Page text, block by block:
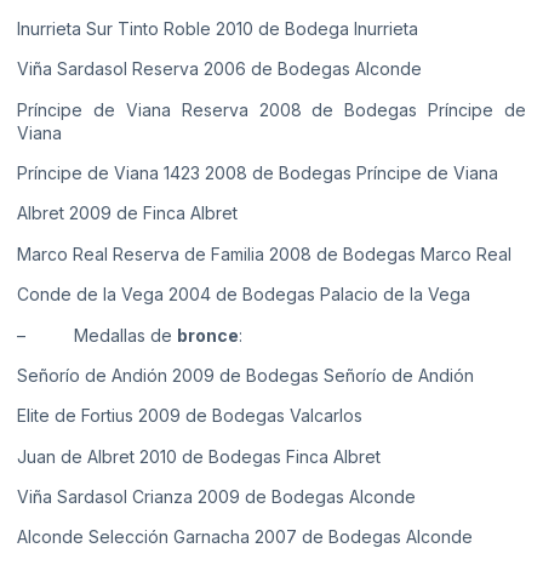
Inurrieta Sur Tinto Roble 2010 de Bodega Inurrieta
Viña Sardasol Reserva 2006 de Bodegas Alconde
Príncipe de Viana Reserva 2008 de Bodegas Príncipe de
Viana
Príncipe de Viana 1423 2008 de Bodegas Príncipe de Viana
Albret 2009 de Finca Albret
Marco Real Reserva de Familia 2008 de Bodegas Marco Real
Conde de la Vega 2004 de Bodegas Palacio de la Vega
– Medallas de bronce:
Señorío de Andión 2009 de Bodegas Señorío de Andión
Elite de Fortius 2009 de Bodegas Valcarlos
Juan de Albret 2010 de Bodegas Finca Albret
Viña Sardasol Crianza 2009 de Bodegas Alconde
Alconde Selección Garnacha 2007 de Bodegas Alconde